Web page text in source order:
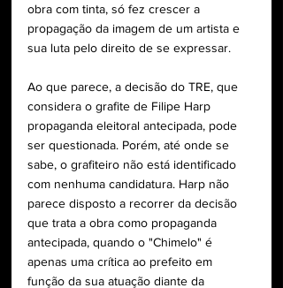
obra com tinta, só fez crescer a
propagação da imagem de um artista e
sua luta pelo direito de se expressar.
Ao que parece, a decisão do TRE, que
considera o grafite de Filipe Harp
propaganda eleitoral antecipada, pode
ser questionada. Porém, até onde se
sabe, o grafiteiro não está identificado
com nenhuma candidatura. Harp não
parece disposto a recorrer da decisão
que trata a obra como propaganda
antecipada, quando o "Chimelo" é
apenas uma crítica ao prefeito em
função da sua atuação diante da